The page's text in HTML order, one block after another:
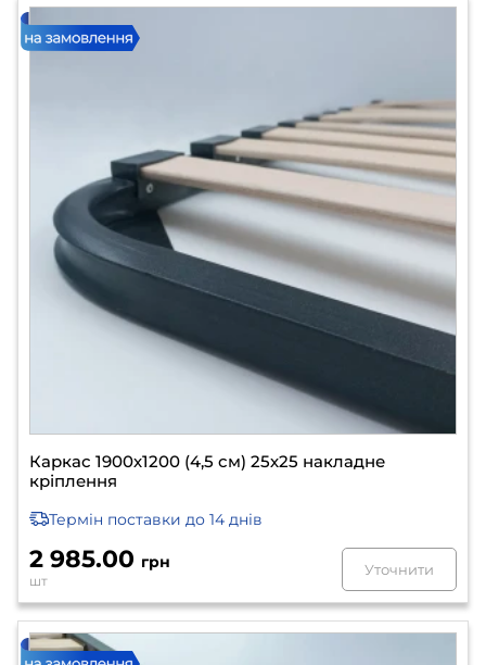
Каркас 1900х1200 (4,5 см) 25х25 накладне
кріплення
Термін поставки до 14 днів
2 985.00 грн
шт
Уточнити